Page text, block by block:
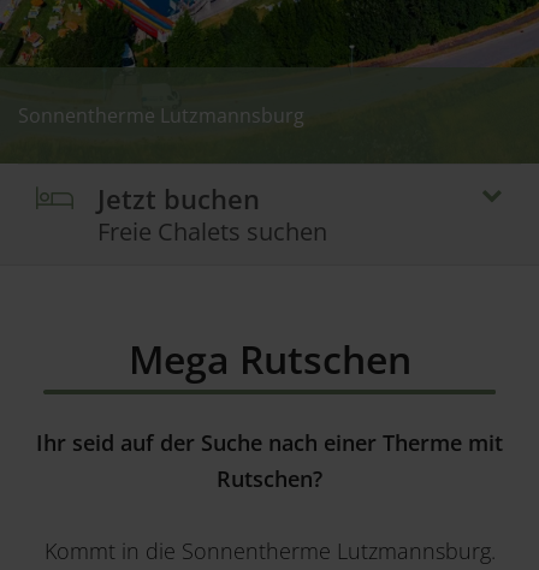
Sonnentherme Lutzmannsburg
Sonnentherme Lutzmannsburg - Outdoor
Sonnentherme Lutzmannsburg - Baby World
Jetzt buchen
Freie Chalets suchen
Mega Rutschen
Ihr seid auf der Suche nach einer Therme mit
Rutschen?
Kommt in die Sonnentherme Lutzmannsburg.